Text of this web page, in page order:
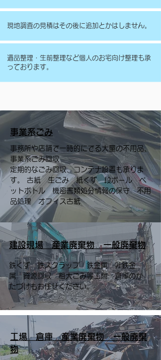
現地調査の見積はその後に追加とかはしません。
遺品整理・生前整理など個人のお宅向け整理も承
っております。
事業系ごみ
事務所や店舗で一時的にでる大量の不用品、
事業系ごみ回収
定期的なごみ回収、コンテナ設置も承りま
す。 古紙 生ごみ 紙くず 段ボール ペ
ットボトル 機密書類処分情報の保守 不用
品処理 オフィス古紙
建設現場 産業廃棄物 一般廃棄物
鉄くず 鉄スクラップ 鉄金属 非鉄金
属 資源回収 粗大ごみ等工場 倉庫のか
たづけもお任せください。
工場 倉庫 産業廃棄物 一般廃棄
物